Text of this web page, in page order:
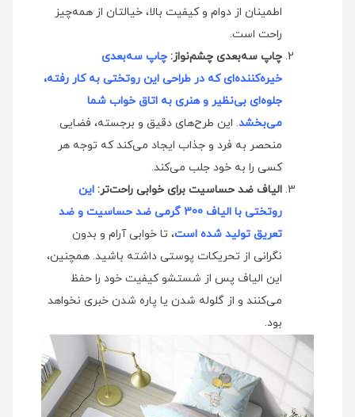
اطمینان از دوام و کیفیت بالا، خیالتان از همه‌چیز
راحت است.
چاپ سه‌بعدی چشم‌نواز: چاپ سه‌بعدی
خیره‌کننده‌ای که در طراحی این روتختی به کار رفته،
جلوه‌ای بی‌نظیر و هنری به اتاق خواب شما
می‌بخشد. این طرح‌های دقیق و برجسته، فضایی
منحصر به فرد و جذاب ایجاد می‌کند که توجه هر
کسی را به خود جلب می‌کند.
الیاف ضد حساسیت برای خوابی راحت‌تر: این
روتختی با الیاف 300 گرمی ضد حساسیت و ضد
تعریق تولید شده است، تا خوابی آرام و بدون
نگرانی از تحریکات پوستی داشته باشید. همچنین،
این الیاف پس از شستشو کیفیت خود را حفظ
می‌کنند و از گلوله شدن یا پاره شدن خبری نخواهد
بود.